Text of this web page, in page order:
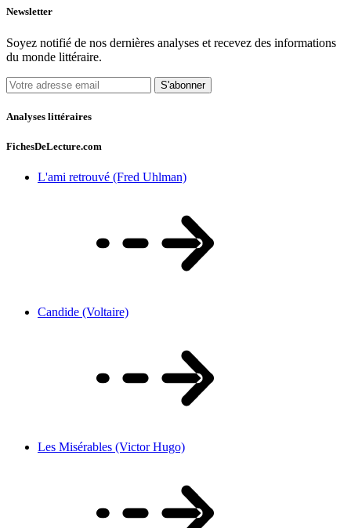
Newsletter
Soyez notifié de nos dernières analyses et recevez des informations
du monde littéraire.
S'abonner
Analyses littéraires
FichesDeLecture.com
L'ami retrouvé (Fred Uhlman)
Candide (Voltaire)
Les Misérables (Victor Hugo)